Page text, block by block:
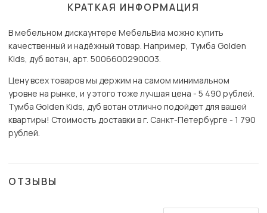
КРАТКАЯ ИНФОРМАЦИЯ
В мебельном дискаунтере МебельВиа можно купить
качественный и надёжный товар. Например, Тумба Golden
Kids, дуб вотан, арт. 5006600290003.
Цену всех товаров мы держим на самом минимальном
уровне на рынке, и у этого тоже лучшая цена - 5 490 рублей.
Тумба Golden Kids, дуб вотан отлично подойдет для вашей
квартиры! Стоимость доставки в г. Санкт-Петербурге - 1 790
рублей.
ОТЗЫВЫ